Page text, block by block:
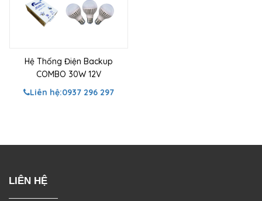
Hệ Thống Điện Backup
COMBO 30W 12V
Liên hệ:0937 296 297
LIÊN HỆ